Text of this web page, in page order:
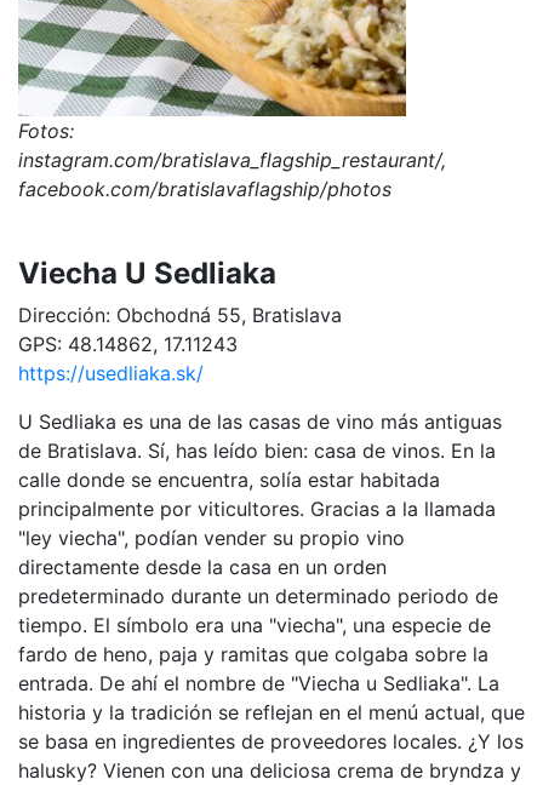
Fotos:
instagram.com/bratislava_flagship_restaurant/,
facebook.com/bratislavaflagship/photos
Viecha U Sedliaka
Dirección: Obchodná 55, Bratislava
GPS: 48.14862, 17.11243
https://usedliaka.sk/
U Sedliaka es una de las casas de vino más antiguas
de Bratislava. Sí, has leído bien: casa de vinos. En la
calle donde se encuentra, solía estar habitada
principalmente por viticultores. Gracias a la llamada
"ley viecha", podían vender su propio vino
directamente desde la casa en un orden
predeterminado durante un determinado periodo de
tiempo. El símbolo era una "viecha", una especie de
fardo de heno, paja y ramitas que colgaba sobre la
entrada. De ahí el nombre de "Viecha u Sedliaka". La
historia y la tradición se reflejan en el menú actual, que
se basa en ingredientes de proveedores locales. ¿Y los
halusky? Vienen con una deliciosa crema de bryndza y